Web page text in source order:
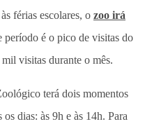
férias escolares, o zoo irá
período é o pico de visitas do
visitas durante o mês.
terá dois momentos
dias: às 9h e às 14h. Para